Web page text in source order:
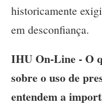
historicamente
em desconfiança.
IHU On-Line - O
sobre o uso de
entendem a